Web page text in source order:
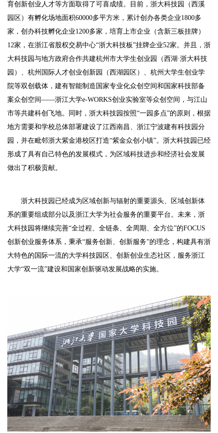
育创新创业人才等方面取得了可喜成绩。目前，浙大科技园（西溪
园区）有孵化场地面积60000多平方米，累计创办各类企业1800多
家，创办科技孵化企业1200多家，培育上市企业（含新三板挂牌）
12家，在浙江省股权交易中心“浙大科技板”挂牌企业52家。并且，浙
大科技园与地方政府合作共建杭州市大学生创业园（西湖·浙大科技
园）、杭州国际人才创业创新园（西湖园区）、杭州大学生创业学
院等双创载体，建有智能制造国家专业化众创空间和国家科技部备
案众创空间——浙江大学e-WORKS创业实验室等众创空间，与江山
市等共建科创飞地。同时，浙大科技园按照“一园多点”的原则，根据
地方需要和学校总体部署建设了江西南昌、浙江宁波建有科技园分
园，并在毗邻浙大紫金港校区打造“紫金众创小镇”。浙大科技园已经
形成了具有自己特色的发展模式，为区域科技进步和经济社会发展
做出了积极贡献。
浙大科技园已经成为区域创新与辐射的重要源头、区域创新体
系的重要组成部分以及浙江大学为社会服务的重要平台。未来，浙
大科技园将继续完善“全过程、全链条、全周期、全方位”的FOCUS
创新创业服务体系，秉承“服务创新、创新服务”的理念，构建具有浙
大特色的国际一流的大学科技园区、创新创业生态社区，服务浙江
大学“双一流”建设和国家创新驱动发展战略的实施。